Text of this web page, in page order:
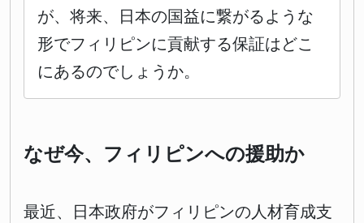
が、将来、日本の国益に繋がるような
形でフィリピンに貢献する保証はどこ
にあるのでしょうか。
なぜ今、フィリピンへの援助か
最近、日本政府がフィリピンの人材育成支